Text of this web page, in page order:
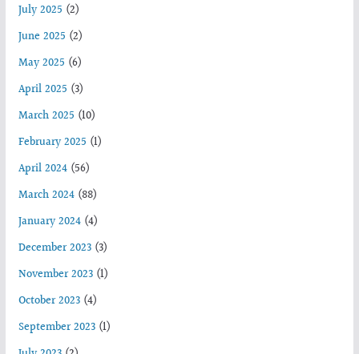
July 2025 (2)
June 2025 (2)
May 2025 (6)
April 2025 (3)
March 2025 (10)
February 2025 (1)
April 2024(56)
March 2024(88)
January 2024(4)
December 2023(3)
November 2023(1)
October 2023(4)
September 2023(1)